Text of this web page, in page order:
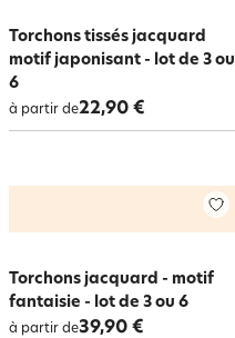
Torchons tissés jacquard
motif japonisant - lot de 3 ou
6
à partir de22,90 €
Torchons jacquard - motif
fantaisie - lot de 3 ou 6
à partir de39,90 €